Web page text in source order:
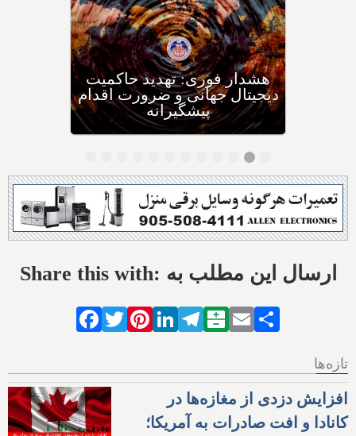
تحقیقات دانشمندان دانشگاهی
در مجارستان: چه غذاهایی را
برای چه سرطان‌هایی نباید
بخوریم، و چه غذاهایی را
بخوریم؟
Share this with: ارسال این مطلب به
Facebook
TwitterPinterestLinkedIn
Telegram
Balatarin
Email
تازه‌ها
افزایش دزدی از مغازه‌ها در
کانادا و افت صادرات به آمریکا؛